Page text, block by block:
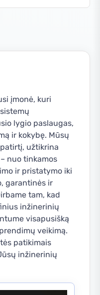
on
įmonė, kuri
lygio paslaugas,
ir kokybę. Mūsų
užtikrina
nuo tinkamos
ir pristatymo iki
garantinės ir
tam, kad
inžinerinių
visapusišką
veikimą.
patikimais
inžinerinių